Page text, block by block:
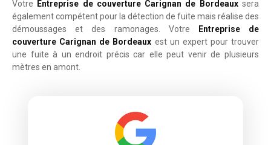
Votre Entreprise de couverture Carignan de Bordeauxsera
également compétent pour la détection de fuite mais réalise des
démoussages et des ramonages. Votre
Entreprise de
couverture Carignan de Bordeaux est un expert pour trouver
une fuite à un endroit précis car elle peut venir de plusieurs
mètres en amont.